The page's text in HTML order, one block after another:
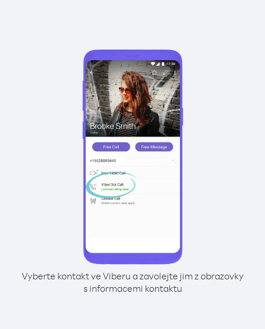
Vyberte kontakt ve Viberu a zavolejte jim z obrazovky
s informacemi kontaktu